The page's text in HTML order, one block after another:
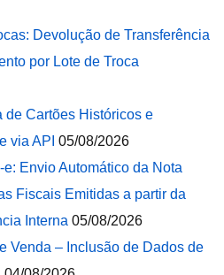
Devolução de Transferência
por Lote de Troca
de Cartões Históricos e
via API 05/08/2026
Envio Automático da Nota
Fiscais Emitidas a partir da
Interna 05/08/2026
Venda – Inclusão de Dados de